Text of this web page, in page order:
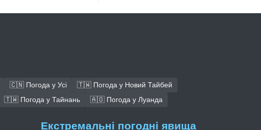
🇨🇳 Погода у Усі
🇹🇼 Погода у Новий Тайбей
🇹🇼 Погода у Тайнань 🇦🇴 Погода у Луанда
Екстремальні погодні явища